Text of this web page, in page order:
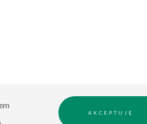
© 2020 All Rights Reserved. Made by
AKCEPTUJĘ